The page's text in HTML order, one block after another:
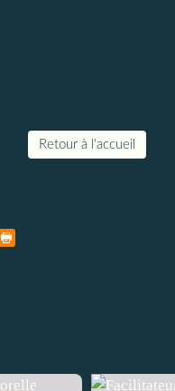
Retour à l'accueil